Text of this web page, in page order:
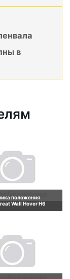
в
положения
Wall Hover H6